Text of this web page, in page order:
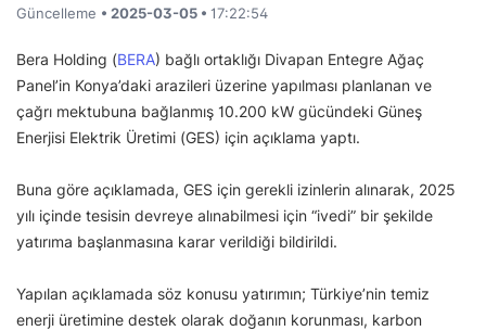
Güncelleme • 2025-03-05 • 17:22:54
Bera Holding (BERA) bağlı ortaklığı Divapan Entegre Ağaç
Panel’in Konya’daki arazileri üzerine yapılması planlanan ve
çağrı mektubuna bağlanmış 10.200 kW gücündeki Güneş
Enerjisi Elektrik Üretimi (GES) için açıklama yaptı.
Buna göre açıklamada, GES için gerekli izinlerin alınarak, 2025
yılı içinde tesisin devreye alınabilmesi için “ivedi” bir şekilde
yatırıma başlanmasına karar verildiği bildirildi.
Yapılan açıklamada söz konusu yatırımın; Türkiye’nin temiz
enerji üretimine destek olarak doğanın korunması, karbon